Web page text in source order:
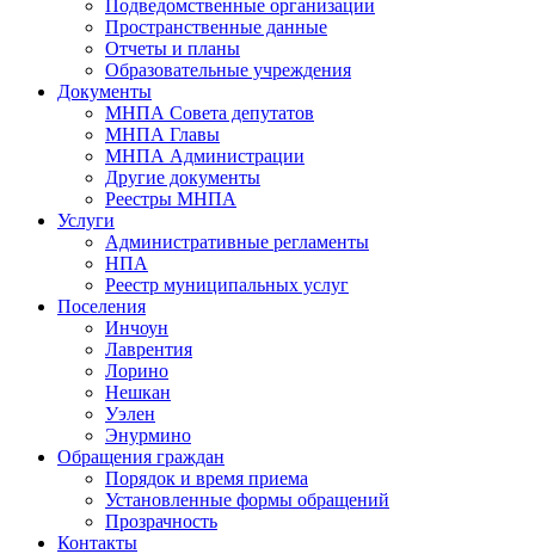
Подведомственные организации
Пространственные данные
Отчеты и планы
Образовательные учреждения
Документы
МНПА Совета депутатов
МНПА Главы
МНПА Администрации
Другие документы
Реестры МНПА
Услуги
Административные регламенты
НПА
Реестр муниципальных услуг
Поселения
Инчоун
Лаврентия
Лорино
Нешкан
Уэлен
Энурмино
Обращения граждан
Порядок и время приема
Установленные формы обращений
Прозрачность
Контакты